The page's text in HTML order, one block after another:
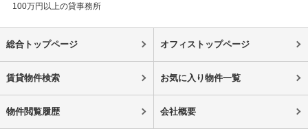
100万円以上の貸事務所
総合トップページ オフィストップページ
賃貸物件検索 お気に入り物件一覧
物件閲覧履歴 会社概要